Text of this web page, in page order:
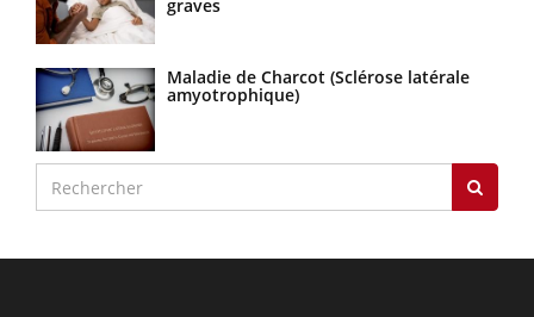
graves
Maladie de Charcot (Sclérose latérale
amyotrophique)